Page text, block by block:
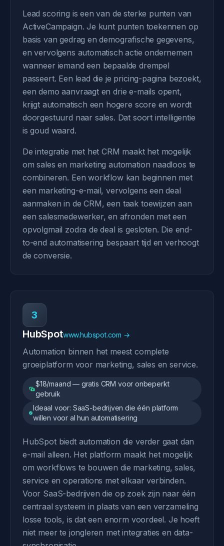
Lead scoring is een van de sterke punten van
ActiveCampaign. Je kunt punten toekennen op
basis van gedrag en demografische gegevens,
en vervolgens automatisch actie ondernemen
wanneer iemand een bepaalde drempel
passeert. Een lead die je pricing-pagina bezoekt,
een demo aanvraagt en drie e-mails opent,
krijgt automatisch een hogere score en wordt
doorgestuurd naar sales. Dat soort intelligentie
is goud waard.
De integratie met het CRM maakt het mogelijk
om sales en marketing automation naadloos te
combineren. Een workflow kan beginnen met
een marketing-e-mail, vervolgens een deal
aanmaken in de CRM, een taak toewijzen aan
een salesmedewerker, en afronden met een
opvolgmail zodra de deal is gesloten. Die end-
to-end automatisering bespaart tijd en verhoogt
de conversie.
3
HubSpotwww.hubspot.com →
Automation binnen het meest complete
groeiplatform voor marketing, sales en service.
$18/maand — gratis CRM voor onbeperkt
gebruik
Ideaal voor: SaaS-bedrijven die één platform
willen voor al hun automatisering
HubSpot biedt automation die verder gaat dan
e-mail alleen. Het platform maakt het mogelijk
om workflows te bouwen die marketing, sales,
service en operations met elkaar verbinden.
Voor SaaS-bedrijven die op zoek zijn naar één
centraal systeem in plaats van een verzameling
losse tools, is dat een enorm voordeel. Je hoeft
niet meer te jongleren met integraties en data-